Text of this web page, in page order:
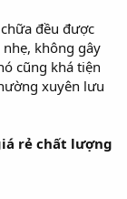
đều được
không gây
cũng khá tiện
xuyên lưu
rẻ chất lượng